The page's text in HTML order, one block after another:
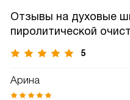
Отзывы на духовые
пиролитической
5
Арина